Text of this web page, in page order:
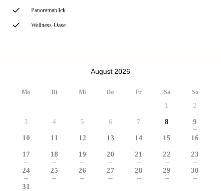
Panoramablick
Wellness-Oase
August 2026
Mo Di Mi Do Fr Sa So
1 2
3 4 5 6 7 8 9
---
10
---
11
---
12
---
13
---
14
---
15
---
16
---
17
---
18
---
19
---
20
---
21
---
22
---
23
---
24
---
25
---
26
---
27
---
28
---
29
---
30
---
31